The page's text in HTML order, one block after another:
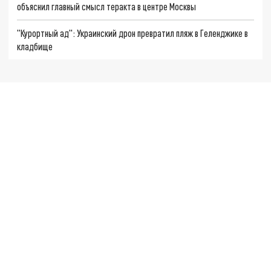
объяснил главный смысл теракта в центре Москвы
"Курортный ад": Украинский дрон превратил пляж в Геленджике в
кладбище